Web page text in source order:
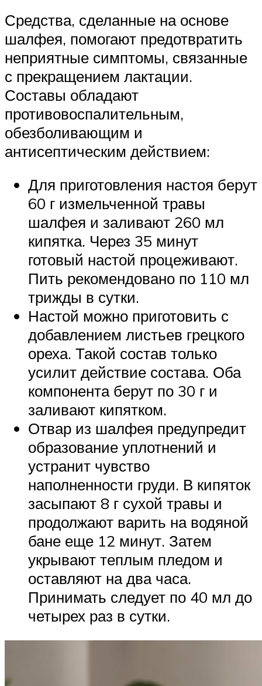
Средства, сделанные на основе
шалфея, помогают предотвратить
неприятные симптомы, связанные
с прекращением лактации.
Составы обладают
противовоспалительным,
обезболивающим и
антисептическим действием:
Для приготовления настоя берут
60 г измельченной травы
шалфея и заливают 260 мл
кипятка. Через 35 минут
готовый настой процеживают.
Пить рекомендовано по 110 мл
трижды в сутки.
Настой можно приготовить с
добавлением листьев грецкого
ореха. Такой состав только
усилит действие состава. Оба
компонента берут по 30 г и
заливают кипятком.
Отвар из шалфея предупредит
образование уплотнений и
устранит чувство
наполненности груди. В кипяток
засыпают 8 г сухой травы и
продолжают варить на водяной
бане еще 12 минут. Затем
укрывают теплым пледом и
оставляют на два часа.
Принимать следует по 40 мл до
четырех раз в сутки.